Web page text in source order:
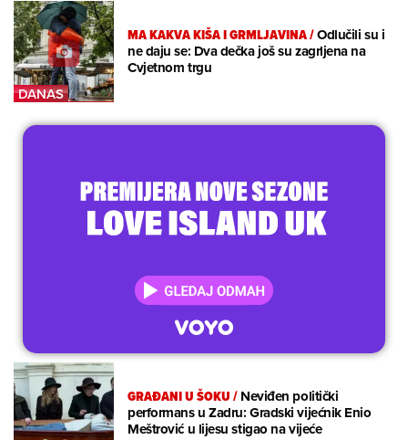
MA KAKVA KIŠA I GRMLJAVINA/Odlučili su i
ne daju se: Dva dečka još su zagrljena na
Cvjetnom trgu
GRAĐANI U ŠOKU/Neviđen politički
performans u Zadru: Gradski vijećnik Enio
Meštrović u lijesu stigao na vijeće